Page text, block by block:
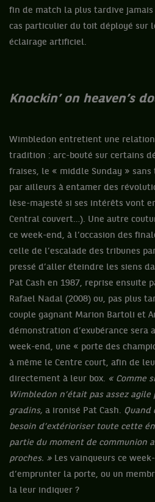
fin de match la plus tardive jamais
cas particulier du toit déployé sur
éclairage artificiel.
Knockin’ on heaven’s
Wimbledon entretient une
tradition : arc-bouté sur certains
fraises, le « middle Sunday »
par ailleurs à entamer des
lèse-majesté si ses intérêts vont
Central couvert…). Une autre
ce week-end, à l’occasion des
celle de l’escalade des tribunes
pressé d’aller éteindre les siens
Pat Cash en 1987, reprise ensuite
Rafael Nadal (2008) ou, pas plus
couple gagnant Marion Bartoli et
démonstration d’exubérance sera
week-end, une « porte des
à même le Centre court, afin de
directement à leur box. « Comme
Wimbledon n’était pas assez agile
gradins, a ironisé Pat Cash. Quand
besoin d’extérioriser toute cette
partie du moment de communion
proches. » Les vainqueurs ce
d’emprunter la porte, ou un
la leur indiquer ?